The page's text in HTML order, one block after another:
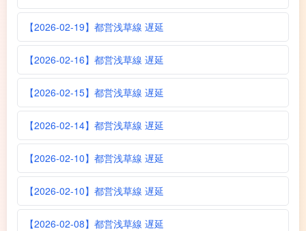
【2026-02-19】都営浅草線 遅延
【2026-02-16】都営浅草線 遅延
【2026-02-15】都営浅草線 遅延
【2026-02-14】都営浅草線 遅延
【2026-02-10】都営浅草線 遅延
【2026-02-10】都営浅草線 遅延
【2026-02-08】都営浅草線 遅延